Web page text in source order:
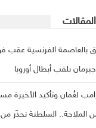
بالعاصمة الفرنسية عقب
بلقب أبطال أوروبا
لعُمان وتأكيد الأخيرة
الملاحة.. السلطنة